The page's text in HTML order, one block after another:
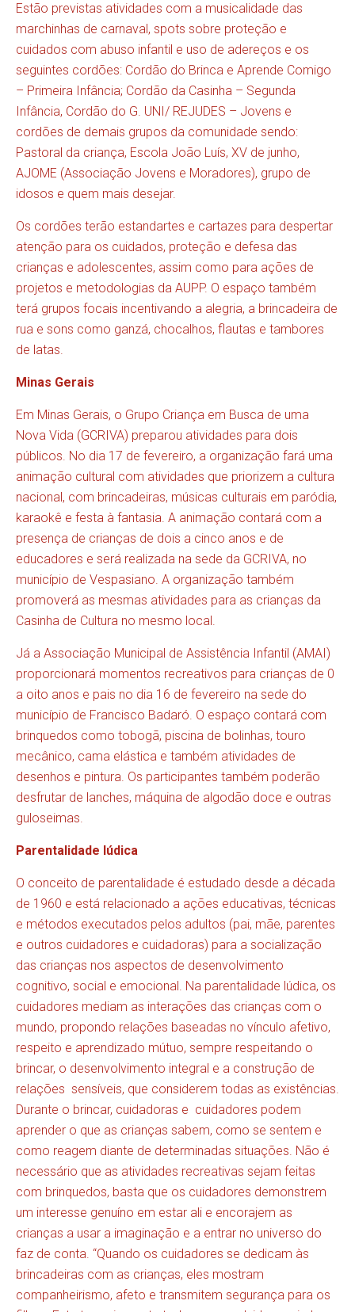
Estão previstas atividades com a musicalidade das
marchinhas de carnaval, spots sobre proteção e
cuidados com abuso infantil e uso de adereços e os
seguintes cordões: Cordão do Brinca e Aprende Comigo
– Primeira Infância; Cordão da Casinha – Segunda
Infância, Cordão do G. UNI/ REJUDES – Jovens e
cordões de demais grupos da comunidade sendo:
Pastoral da criança, Escola João Luís, XV de junho,
AJOME (Associação Jovens e Moradores), grupo de
idosos e quem mais desejar.
Os cordões terão estandartes e cartazes para despertar
atenção para os cuidados, proteção e defesa das
crianças e adolescentes, assim como para ações de
projetos e metodologias da AUPP. O espaço também
terá grupos focais incentivando a alegria, a brincadeira de
rua e sons como ganzá, chocalhos, flautas e tambores
de latas.
Minas Gerais
Em Minas Gerais, o Grupo Criança em Busca de uma
Nova Vida (GCRIVA) preparou atividades para dois
públicos. No dia 17 de fevereiro, a organização fará uma
animação cultural com atividades que priorizem a cultura
nacional, com brincadeiras, músicas culturais em paródia,
karaokê e festa à fantasia. A animação contará com a
presença de crianças de dois a cinco anos e de
educadores e será realizada na sede da GCRIVA, no
município de Vespasiano. A organização também
promoverá as mesmas atividades para as crianças da
Casinha de Cultura no mesmo local.
Já a Associação Municipal de Assistência Infantil (AMAI)
proporcionará momentos recreativos para crianças de 0
a oito anos e pais no dia 16 de fevereiro na sede do
município de Francisco Badaró. O espaço contará com
brinquedos como tobogã, piscina de bolinhas, touro
mecânico, cama elástica e também atividades de
desenhos e pintura. Os participantes também poderão
desfrutar de lanches, máquina de algodão doce e outras
guloseimas.
Parentalidade lúdica
O conceito de parentalidade é estudado desde a década
de 1960 e está relacionado a ações educativas, técnicas
e métodos executados pelos adultos (pai, mãe, parentes
e outros cuidadores e cuidadoras) para a socialização
das crianças nos aspectos de desenvolvimento
cognitivo, social e emocional. Na parentalidade lúdica, os
cuidadores mediam as interações das crianças com o
mundo, propondo relações baseadas no vínculo afetivo,
respeito e aprendizado mútuo, sempre respeitando o
brincar, o desenvolvimento integral e a construção de
relações sensíveis, que considerem todas as existências.
Durante o brincar, cuidadoras e cuidadores podem
aprender o que as crianças sabem, como se sentem e
como reagem diante de determinadas situações. Não é
necessário que as atividades recreativas sejam feitas
com brinquedos, basta que os cuidadores demonstrem
um interesse genuíno em estar ali e encorajem as
crianças a usar a imaginação e a entrar no universo do
faz de conta. “Quando os cuidadores se dedicam às
brincadeiras com as crianças, eles mostram
companheirismo, afeto e transmitem segurança para os